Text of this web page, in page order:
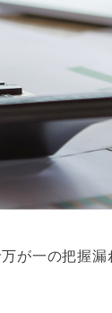
が一の把握